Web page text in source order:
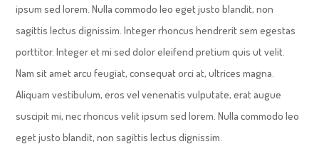
ipsum sed lorem. Nulla commodo leo eget justo blandit, non
sagittis lectus dignissim. Integer rhoncus hendrerit sem egestas
porttitor. Integer et mi sed dolor eleifend pretium quis ut velit.
Nam sit amet arcu feugiat, consequat orci at, ultrices magna.
Aliquam vestibulum, eros vel venenatis vulputate, erat augue
suscipit mi, nec rhoncus velit ipsum sed lorem. Nulla commodo leo
eget justo blandit, non sagittis lectus dignissim.